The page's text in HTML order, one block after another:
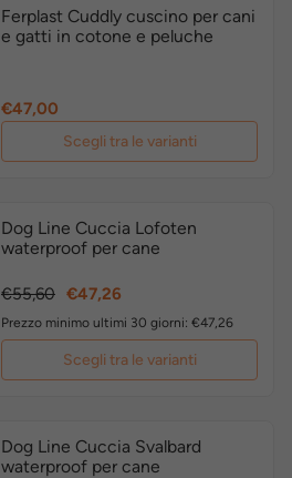
Ferplast Cuddly cuscino per cani
e gatti in cotone e peluche
Prezzo
€47,00
Scegli tra le varianti
Dog Line Cuccia Lofoten
waterproof per cane
Prezzo
€55,60 Prezzo
€47,26
Prezzo minimo ultimi 30 giorni: €47,26
Scegli tra le varianti
Dog Line Cuccia Svalbard
waterproof per cane